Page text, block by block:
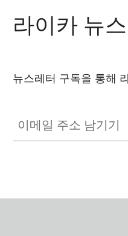
라이카 뉴
뉴스레터 구독을 통해